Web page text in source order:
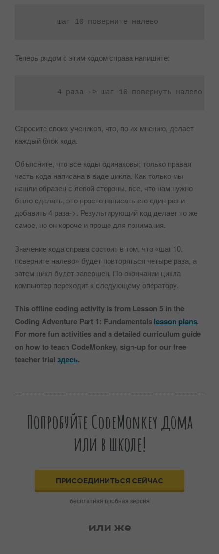
Теперь рядом с этим кодом справа напишите:
       4 раза -> шаг 10 повернуть налево
Спросите своих учеников, что, по их мнению, делает
каждый блок кода.
Объясните, что все коды одинаковы; только правая
часть кода написана в виде цикла. Как только мы
нашли образец с левой стороны, все, что нам нужно
было сделать, это просто написать его один раз и
добавить 4 раза->. Результирующий код делает то же
самое, но он короче и проще для понимания.
Значение кода справа состоит в том, что «шаг 10,
поверните налево» будет повторяться четыре раза, а
затем цикл будет завершен. По окончании цикла
компьютер переходит к следующему оператору.
This offline coding activity is from Lesson 5 in the
Coding Adventure Part 1: Fundamentals lesson plans.
For more fun activities and a detailed curriculum guide
on how to teach CodeMonkey, sign-up for our free
teacher trial здесь.
Попробуйте CodeMonkey дома
или в школе!
ПРИСОЕДИНИТЬСЯ СЕЙЧАС
бесплатная пробная версия
или же